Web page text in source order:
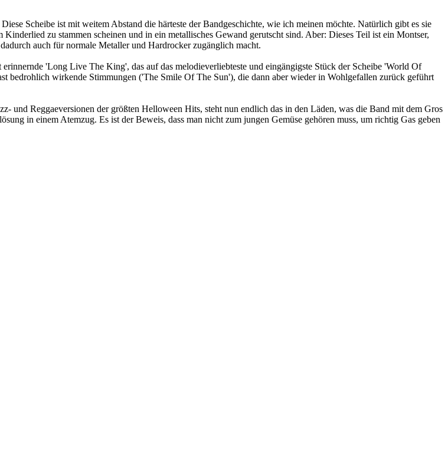
Scheibe ist mit weitem Abstand die härteste der Bandgeschichte, wie ich meinen möchte. Natürlich gibt es sie
zu stammen scheinen und in ein metallisches Gewand gerutscht sind. Aber: Dieses Teil ist ein Montser,
auch für normale Metaller und Hardrocker zugänglich macht.
'Long Live The King', das auf das melodieverliebteste und eingängigste Stück der Scheibe 'World Of
bedrohlich wirkende Stimmungen ('The Smile Of The Sun'), die dann aber wieder in Wohlgefallen zurück geführt
und Reggaeversionen der größten Helloween Hits, steht nun endlich das in den Läden, was die Band mit dem Gros
in einem Atemzug. Es ist der Beweis, dass man nicht zum jungen Gemüse gehören muss, um richtig Gas geben